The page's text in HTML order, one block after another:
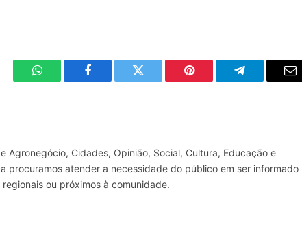
WhatsAppFacebook Twitter Pinterest TelegramaE-
Agronegócio, Cidades, Opinião, Social, Cultura, Educação e
procuramos atender a necessidade do público em ser informado
ou próximos à comunidade.